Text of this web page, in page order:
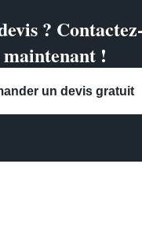
?
maintenant !
un devis gratuit